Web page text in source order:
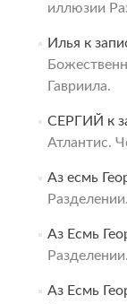
иллюзии
Илья к
Гавриила.
СЕРГИЙ к
Атлантис.
Аз есмь
Разделении.
Аз Есмь
Разделении.
Аз Есмь